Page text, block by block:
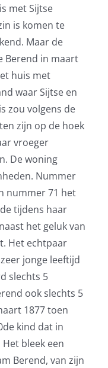
met Sijtse
is komen te
Maar de
Berend in maart
huis met
waar Sijtse en
zou volgens de
zijn op de hoek
vroeger
De woning
Nummer
nummer 71 het
tijdens haar
het geluk van
Het echtpaar
jonge leeftijd
slechts 5
ook slechts 5
1877 toen
kind dat in
bleek een
Berend, van zijn